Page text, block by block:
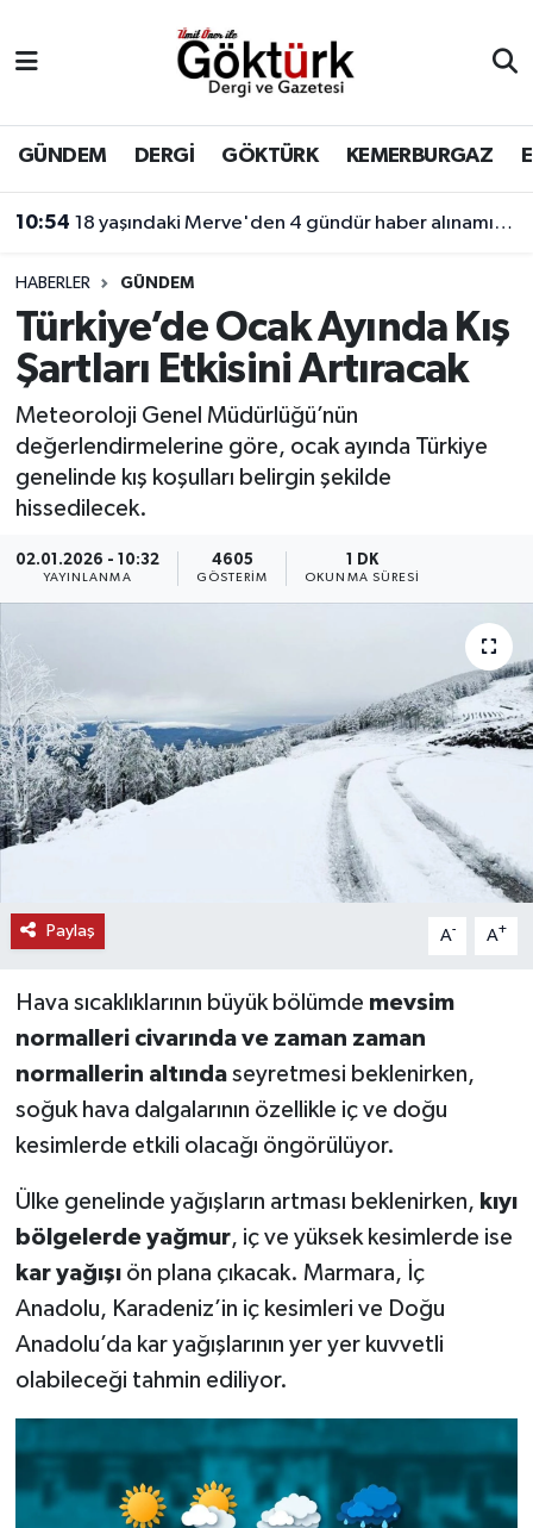
GÜNDEM DERGİ GÖKTÜRK KEMERBURGAZ
10:54 18 yaşındaki Merve'den 4 gündür haber alınamıyor! Kayıp genç kıza internet üzerinden yönlendirme yapıldığı öne sürüldü.
HABERLER GÜNDEM
Türkiye’de Ocak Ayında Kış
Şartları Etkisini Artıracak
Meteoroloji Genel Müdürlüğü’nün
değerlendirmelerine göre, ocak ayında Türkiye
genelinde kış koşulları belirgin şekilde
hissedilecek.
02.01.2026 - 10:32
YAYINLANMA
4605
GÖSTERIM
1 DK
OKUNMA SÜRESI
Paylaş A- A+
Hava sıcaklıklarının büyük bölümde mevsim
normalleri civarında ve zaman zaman
normallerin altındaseyretmesi beklenirken,
soğuk hava dalgalarının özellikle iç ve doğu
kesimlerde etkili olacağı öngörülüyor.
Ülke genelinde yağışların artması beklenirken, kıyı
bölgelerde yağmur, iç ve yüksek kesimlerde ise
kar yağışıön plana çıkacak. Marmara, İç
Anadolu, Karadeniz’in iç kesimleri ve Doğu
Anadolu’da kar yağışlarının yer yer kuvvetli
olabileceği tahmin ediliyor.
BİLİM
DERGİ
DÜNYA
EĞİTİM
GÖKTÜRK
GÜNDEM
KEMERBURGAZ
MAGAZİN
ÖZEL HABER
SAĞLIK
TEKNOLOJİ
TİCARET
YAŞAM
Eyüpsultan Hava Durumu
Eyüpsultan Trafik Yoğunluk Haritası
Süper Lig Puan Durumu ve Fikstür
Tüm Manşetler
Son Dakika Haberleri